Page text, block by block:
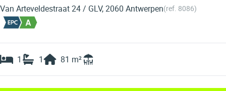
Van Arteveldestraat 24 / GLV, 2060 Antwerpen(ref. 8086)
1 1 81 m²